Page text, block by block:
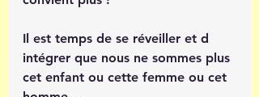
Il est temps de se réveiller et d
intégrer que nous ne sommes plus
cet enfant ou cette femme ou cet